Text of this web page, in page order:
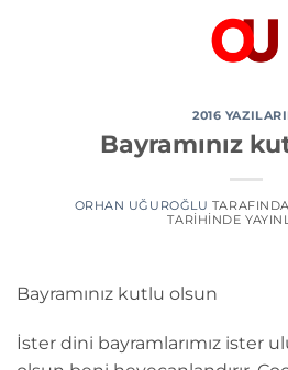
2016
Bayramınız
ORHAN UĞUROĞLU
TARIHINDE
Bayramınız kutlu olsun
İster dini bayramlarımız ister